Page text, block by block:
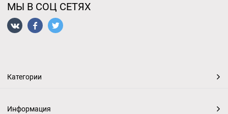
МЫ В СОЦ СЕТЯХ
Категории
Информация